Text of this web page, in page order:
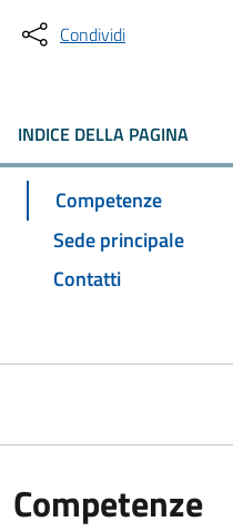
Condividi
INDICE DELLA PAGINA
Competenze
Sede principale
Contatti
Competenze